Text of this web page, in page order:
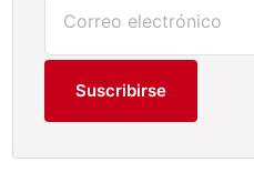
Suscribirse